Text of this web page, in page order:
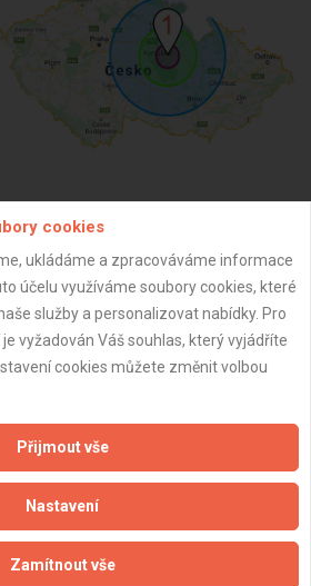
portálu ARES dne 02.03.2025 17:37:54
firmy a řemeslníci
a ochrana osobních údajů
cookies
ukládáme a zpracováváme informace
účelu využíváme soubory cookies, které
služby a personalizovat nabídky. Pro
vyžadován Váš souhlas, který vyjádříte
cookies můžete změnit volbou
Přijmout vše
Nastavení
Zamítnout vše